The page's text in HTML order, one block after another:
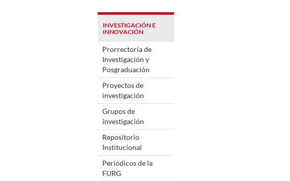
INVESTIGACIÓN E
INNOVACIÓN
Prorrectoría de
Investigación y
Posgraduación
Proyectos de
investigación
Grupos de
investigación
Repositorio
Institucional
Periódicos de la
FURG